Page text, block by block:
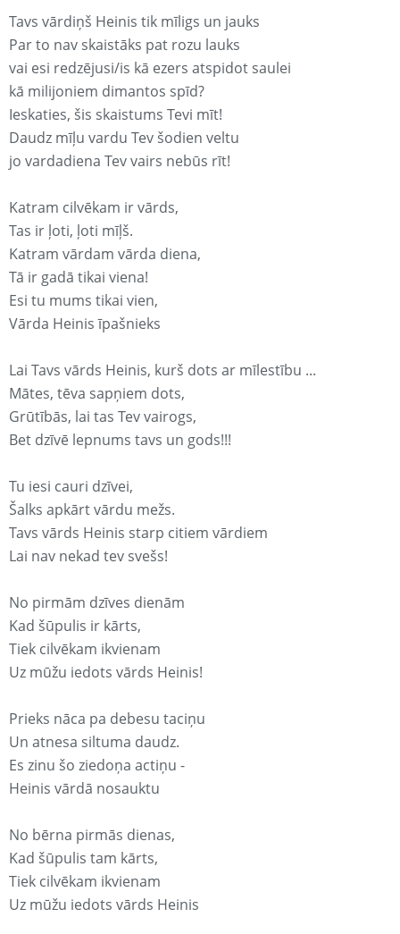
Tavs vārdiņš Heinis tik mīligs un jauks
Par to nav skaistāks pat rozu lauks
vai esi redzējusi/is kā ezers atspidot saulei
kā milijoniem dimantos spīd?
Ieskaties, šis skaistums Tevi mīt!
Daudz mīļu vardu Tev šodien veltu
jo vardadiena Tev vairs nebūs rīt!
Katram cilvēkam ir vārds,
Tas ir ļoti, ļoti mīļš.
Katram vārdam vārda diena,
Tā ir gadā tikai viena!
Esi tu mums tikai vien,
Vārda Heinis īpašnieks
Lai Tavs vārds Heinis, kurš dots ar mīlestību ...
Mātes, tēva sapņiem dots,
Grūtībās, lai tas Tev vairogs,
Bet dzīvē lepnums tavs un gods!!!
Tu iesi cauri dzīvei,
Šalks apkārt vārdu mežs.
Tavs vārds Heinis starp citiem vārdiem
Lai nav nekad tev svešs!
No pirmām dzīves dienām
Kad šūpulis ir kārts,
Tiek cilvēkam ikvienam
Uz mūžu iedots vārds Heinis!
Prieks nāca pa debesu taciņu
Un atnesa siltuma daudz.
Es zinu šo ziedoņa actiņu -
Heinis vārdā nosauktu
No bērna pirmās dienas,
Kad šūpulis tam kārts,
Tiek cilvēkam ikvienam
Uz mūžu iedots vārds Heinis